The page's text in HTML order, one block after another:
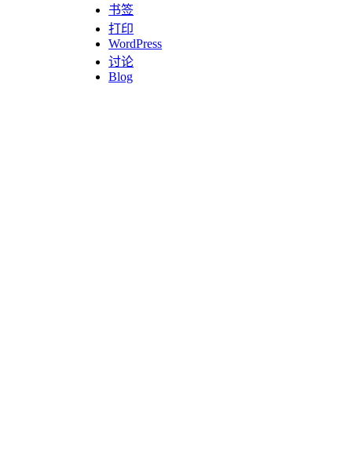
书签
打印
WordPress
讨论
Blog